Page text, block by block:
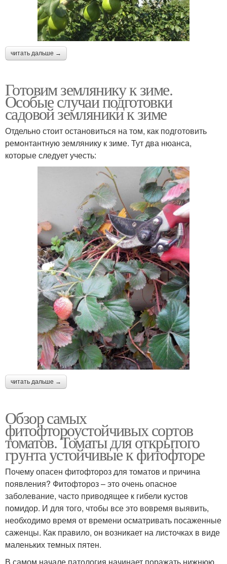
читать дальше →
Готовим землянику к зиме.
Особые случаи подготовки
садовой земляники к зиме
Отдельно стоит остановиться на том, как подготовить
ремонтантную землянику к зиме. Тут два нюанса,
которые следует учесть:
читать дальше →
Обзор самых
фитофтороустойчивых сортов
томатов. Томаты для открытого
грунта устойчивые к фитофторе
Почему опасен фитофтороз для томатов и причина
появления? Фитофтороз – это очень опасное
заболевание, часто приводящее к гибели кустов
помидор. И для того, чтобы все это вовремя выявить,
необходимо время от времени осматривать посаженные
саженцы. Как правило, он возникает на листочках в виде
маленьких темных пятен.
В самом начале патология начинает поражать нижнюю